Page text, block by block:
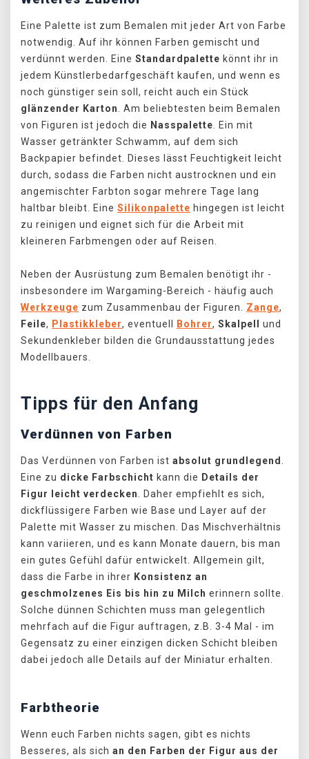
Eine Palette ist zum Bemalen mit jeder Art von Farbe
notwendig. Auf ihr können Farben gemischt und
verdünnt werden. Eine Standardpalette könnt ihr in
jedem Künstlerbedarfgeschäft kaufen, und wenn es
noch günstiger sein soll, reicht auch ein Stück
glänzender Karton. Am beliebtesten beim Bemalen
von Figuren ist jedoch die Nasspalette. Ein mit
Wasser getränkter Schwamm, auf dem sich
Backpapier befindet. Dieses lässt Feuchtigkeit leicht
durch, sodass die Farben nicht austrocknen und ein
angemischter Farbton sogar mehrere Tage lang
haltbar bleibt. Eine Silikonpalette hingegen ist leicht
zu reinigen und eignet sich für die Arbeit mit
kleineren Farbmengen oder auf Reisen.
Neben der Ausrüstung zum Bemalen benötigt ihr -
insbesondere im Wargaming-Bereich - häufig auch
Werkzeuge zum Zusammenbau der Figuren. Zange,
Feile, Plastikkleber, eventuell Bohrer, Skalpell und
Sekundenkleber bilden die Grundausstattung jedes
Modellbauers.
Tipps für den Anfang
Verdünnen von Farben
Das Verdünnen von Farben ist absolut grundlegend .
Eine zu dicke Farbschicht kann die Details der
Figur leicht verdecken. Daher empfiehlt es sich,
dickflüssigere Farben wie Base und Layer auf der
Palette mit Wasser zu mischen. Das Mischverhältnis
kann variieren, und es kann Monate dauern, bis man
ein gutes Gefühl dafür entwickelt. Allgemein gilt,
dass die Farbe in ihrer Konsistenz an
geschmolzenes Eis bis hin zu Milch erinnern sollte.
Solche dünnen Schichten muss man gelegentlich
mehrfach auf die Figur auftragen, z.B. 3-4 Mal - im
Gegensatz zu einer einzigen dicken Schicht bleiben
dabei jedoch alle Details auf der Miniatur erhalten.
Farbtheorie
Wenn euch Farben nichts sagen, gibt es nichts
Besseres, als sich an den Farben der Figur aus der